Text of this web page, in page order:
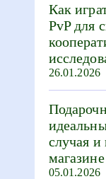
Как
PvP для
26.01.2026
случая
магазине
05.01.2026